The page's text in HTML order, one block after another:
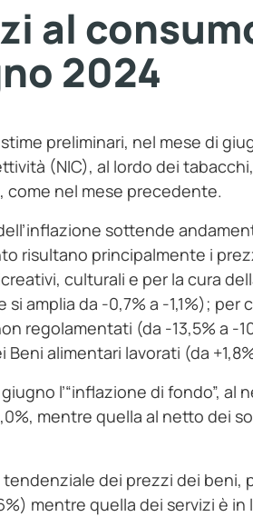
al
2024
preliminari, nel mese di
(NIC), al lordo dei
come nel mese precedente.
sottende
risultano principalmente i
culturali e per la cura
si amplia da -0,7% a -1,1%);
regolamentati (da -13,5% a -
Beni alimentari lavorati (da
l’“inflazione di fondo”,
mentre quella al netto dei
tendenziale dei prezzi dei
mentre quella dei servizi è